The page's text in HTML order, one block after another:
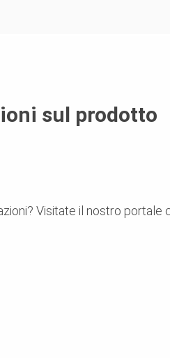
sul prodotto
Visitate il nostro